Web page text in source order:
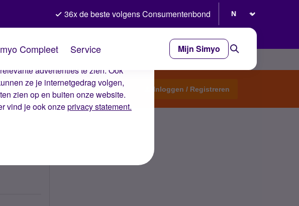
wij ervoor dat je ervaring op de
advertenties te zien. Ook
ze je internetgedrag volgen,
zien op en buiten onze website.
vind je ook onzeprivacy statement.
36x de beste volgens Consumentenbond
Compleet Service Mijn Simyo
Start een topic Inloggen / Registreren